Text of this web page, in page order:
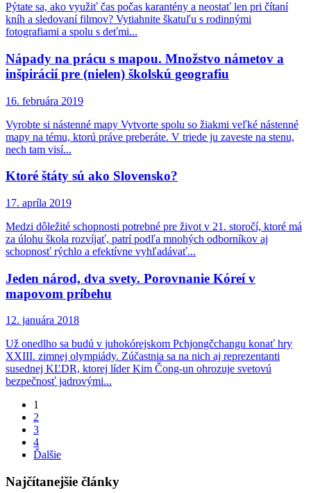
Pýtate sa, ako využiť čas počas karantény a neostať len pri čítaní
kníh a sledovaní filmov? Vytiahnite škatuľu s rodinnými
fotografiami a spolu s deťmi...
Nápady na prácu s mapou. Množstvo námetov a
inšpirácií pre (nielen) školskú geografiu
16. februára 2019
Vyrobte si nástenné mapy Vytvorte spolu so žiakmi veľké nástenné
mapy na tému, ktorú práve preberáte. V triede ju zaveste na stenu,
nech tam visí...
Ktoré štáty sú ako Slovensko?
17. apríla 2019
Medzi dôležité schopnosti potrebné pre život v 21. storočí, ktoré má
za úlohu škola rozvíjať, patrí podľa mnohých odborníkov aj
schopnosť rýchlo a efektívne vyhľadávať...
Jeden národ, dva svety. Porovnanie Kóreí v
mapovom príbehu
12. januára 2018
Už onedlho sa budú v juhokórejskom Pchjongčchangu konať hry
XXIII. zimnej olympiády. Zúčastnia sa na nich aj reprezentanti
susednej KĽDR, ktorej líder Kim Čong-un ohrozuje svetovú
bezpečnosť jadrovými...
Page
1
Page
2
Page
3
Page
4
Ďalšie
Najčítanejšie články